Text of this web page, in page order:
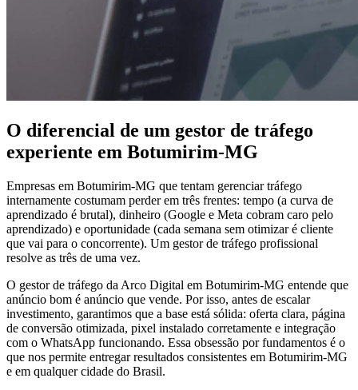
O diferencial de um gestor de tráfego
experiente em Botumirim-MG
Empresas em Botumirim-MG que tentam gerenciar tráfego
internamente costumam perder em três frentes: tempo (a curva de
aprendizado é brutal), dinheiro (Google e Meta cobram caro pelo
aprendizado) e oportunidade (cada semana sem otimizar é cliente
que vai para o concorrente). Um gestor de tráfego profissional
resolve as três de uma vez.
O gestor de tráfego da Arco Digital em Botumirim-MG entende que
anúncio bom é anúncio que vende. Por isso, antes de escalar
investimento, garantimos que a base está sólida: oferta clara, página
de conversão otimizada, pixel instalado corretamente e integração
com o WhatsApp funcionando. Essa obsessão por fundamentos é o
que nos permite entregar resultados consistentes em Botumirim-MG
e em qualquer cidade do Brasil.